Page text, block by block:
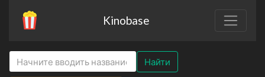
Kinobase
Найти